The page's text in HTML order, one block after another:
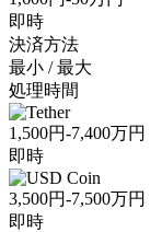
即時
決済方法
最小 / 最大
処理時間
1,500円-7,400万円
即時
3,500円-7,500万円
即時